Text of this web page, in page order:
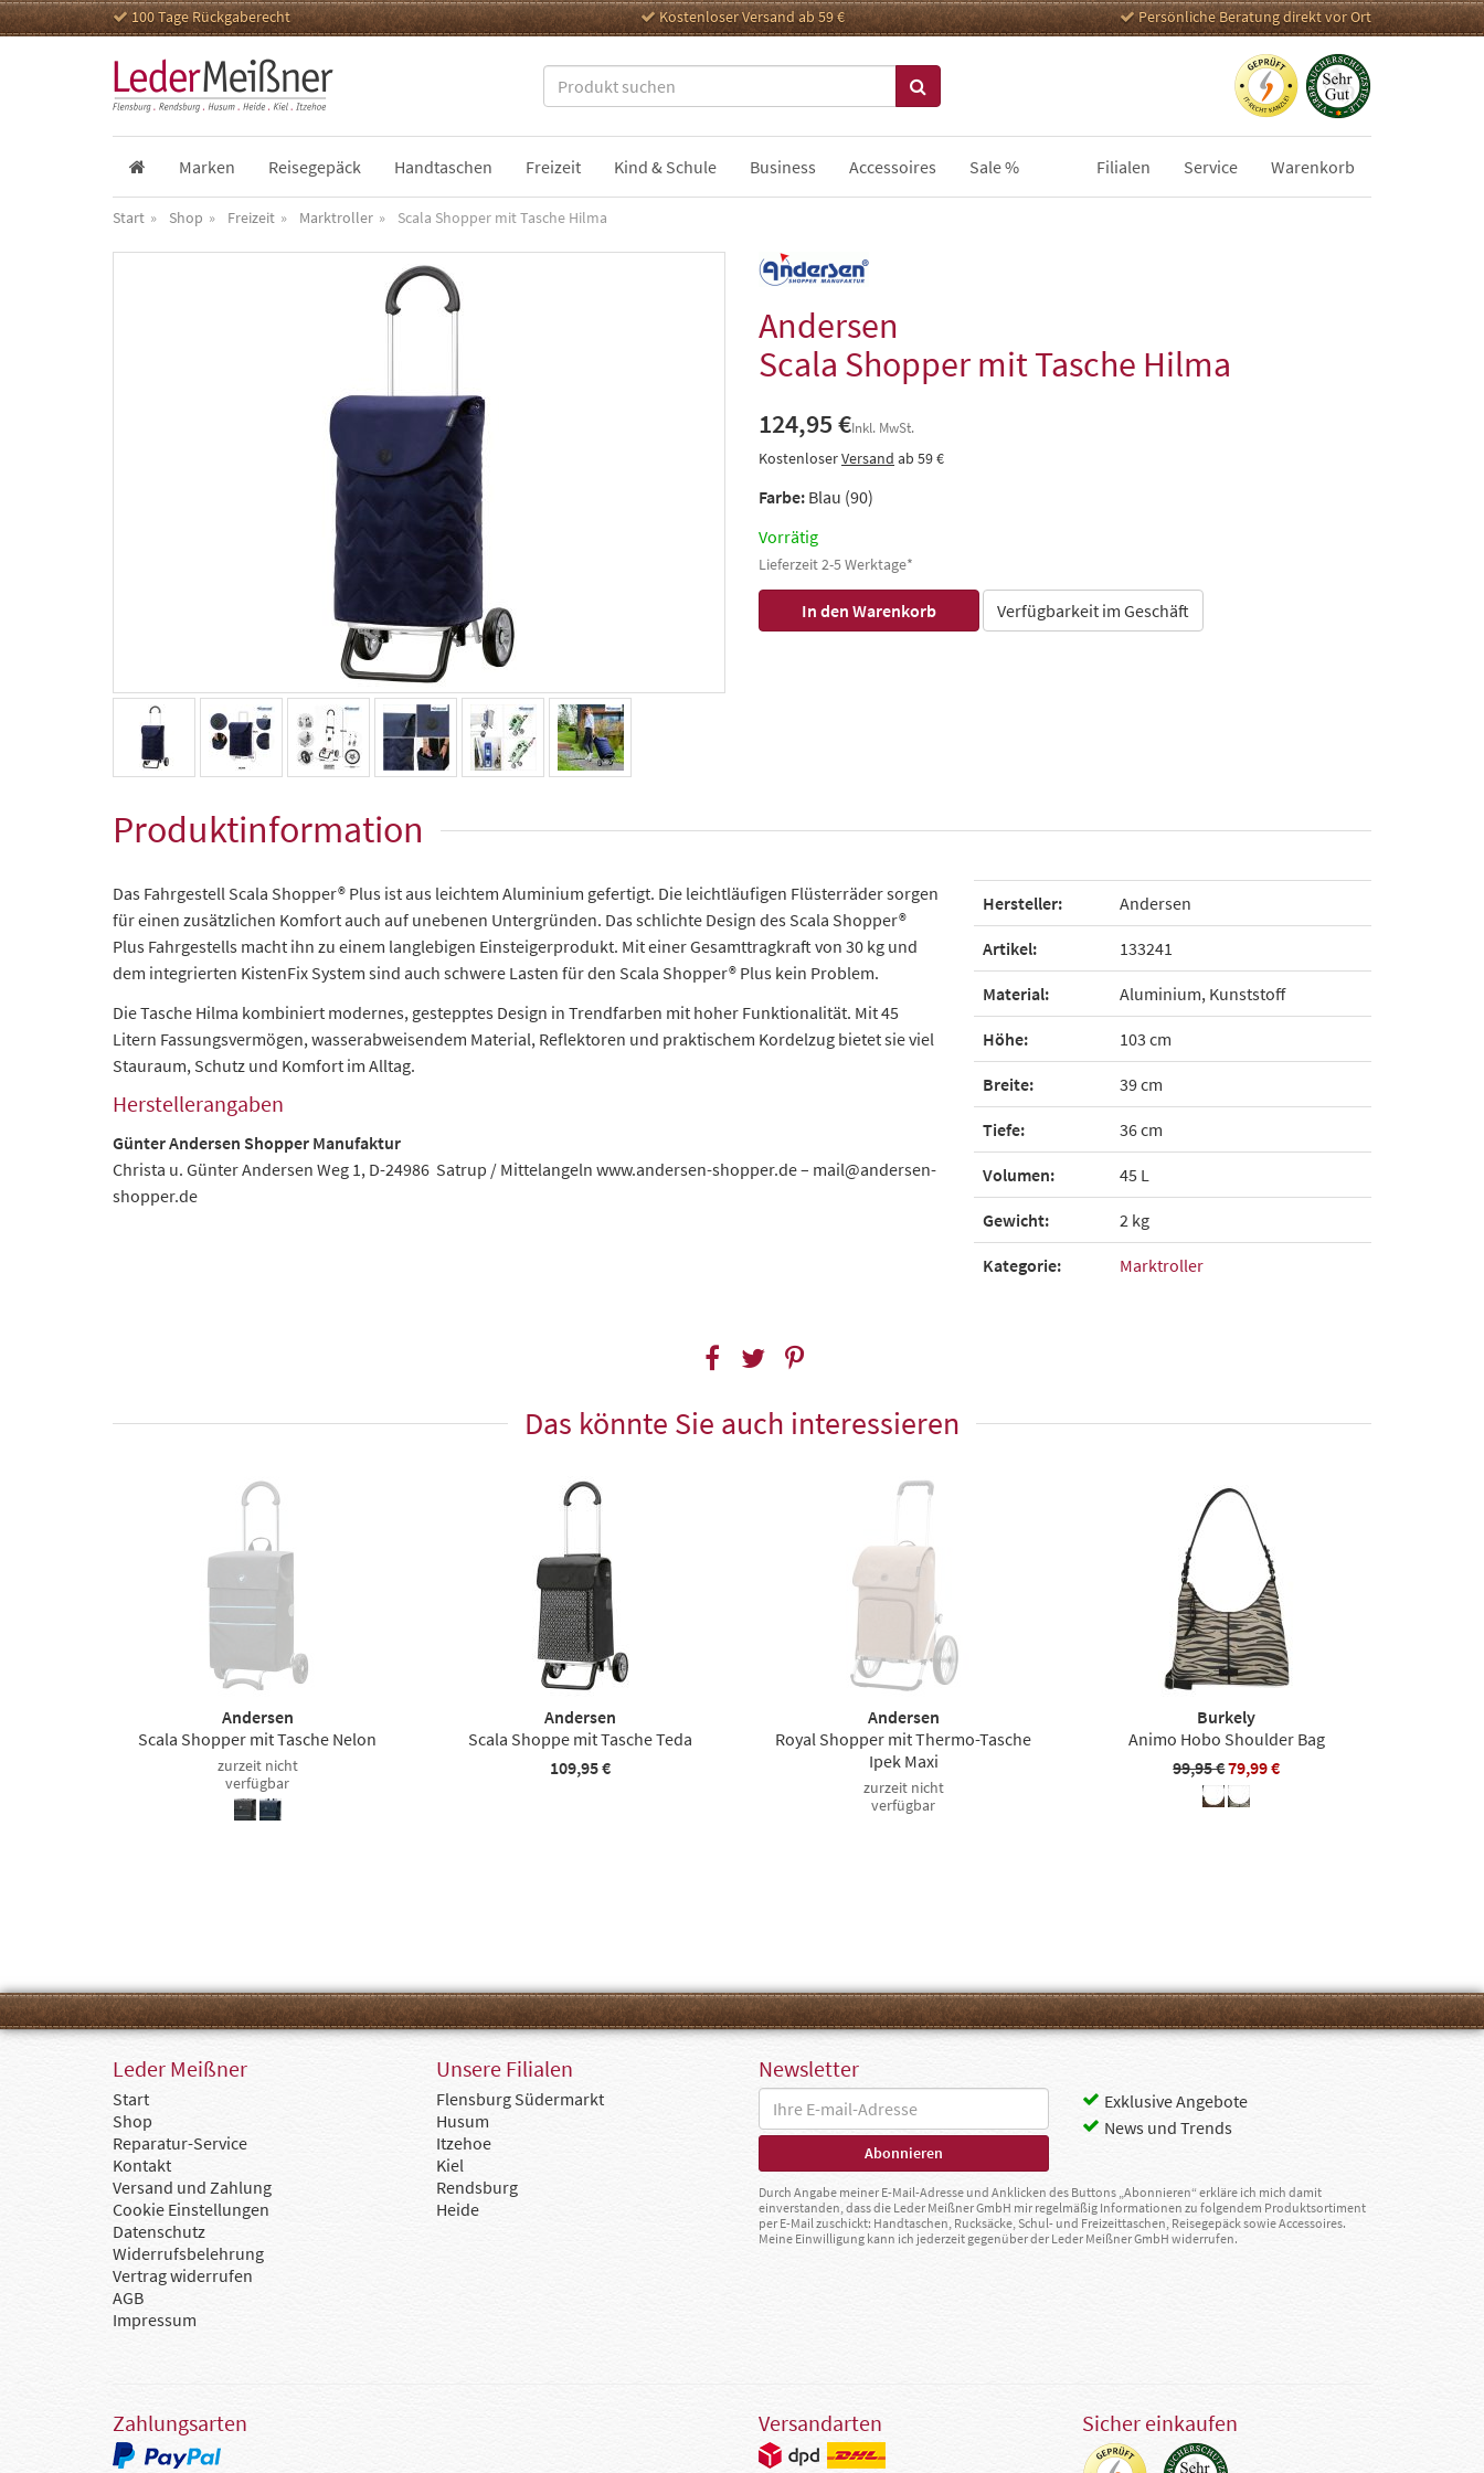
100 Tage Rückgaberecht Kostenloser Versand ab 59 € Persönliche Beratung direkt vor Ort
Marken Reisegepäck Handtaschen Freizeit Kind & Schule Business Accessoires Sale % Filialen Service Warenkorb
Start Shop Freizeit Marktroller Scala Shopper mit Tasche Hilma
Andersen
Scala Shopper mit Tasche Hilma
124,95 €Inkl. MwSt.
KostenloserVersand ab 59 €
Farbe: Blau (90)
Vorrätig
Lieferzeit 2-5 Werktage*
Verfügbarkeit im Geschäft
Produktinformation
Das Fahrgestell Scala Shopper® Plus ist aus leichtem Aluminium gefertigt. Die leichtläufigen Flüsterräder sorgen
für einen zusätzlichen Komfort auch auf unebenen Untergründen. Das schlichte Design des Scala Shopper®
Plus Fahrgestells macht ihn zu einem langlebigen Einsteigerprodukt. Mit einer Gesamttragkraft von 30 kg und
dem integrierten KistenFix System sind auch schwere Lasten für den Scala Shopper® Plus kein Problem.
Die Tasche Hilma kombiniert modernes, gestepptes Design in Trendfarben mit hoher Funktionalität. Mit 45
Litern Fassungsvermögen, wasserabweisendem Material, Reflektoren und praktischem Kordelzug bietet sie viel
Stauraum, Schutz und Komfort im Alltag.
Herstellerangaben
Günter Andersen Shopper Manufaktur
Christa u. Günter Andersen Weg 1, D-24986 Satrup / Mittelangeln www.andersen-shopper.de – mail@andersen-
shopper.de
Hersteller: Andersen
Artikel: 133241
Material: Aluminium, Kunststoff
Höhe: 103 cm
Breite: 39 cm
Tiefe: 36 cm
Volumen: 45 L
Gewicht: 2 kg
Kategorie: Marktroller
Das könnte Sie auch interessieren
Andersen
Scala Shopper mit Tasche Nelon
zurzeit nicht
verfügbar
Andersen
Scala Shoppe mit Tasche Teda
109,95 €
Andersen
Royal Shopper mit Thermo-Tasche
Ipek Maxi
zurzeit nicht
verfügbar
Burkely
Animo Hobo Shoulder Bag
99,95 €79,99 €
Leder Meißner
Start
Shop
Reparatur-Service
Kontakt
Versand und Zahlung
Cookie Einstellungen
Datenschutz
Widerrufsbelehrung
Vertrag widerrufen
AGB
Impressum
Unsere Filialen
Flensburg Südermarkt
Husum
Itzehoe
Kiel
Rendsburg
Heide
Newsletter
Exklusive Angebote
News und Trends
Durch Angabe meiner E-Mail-Adresse und Anklicken des Buttons „Abonnieren“ erkläre ich mich damit
einverstanden, dass die Leder Meißner GmbH mir regelmäßig Informationen zu folgendem Produktsortiment
per E-Mail zuschickt: Handtaschen, Rucksäcke, Schul- und Freizeittaschen, Reisegepäck sowie Accessoires.
Meine Einwilligung kann ich jederzeit gegenüber der Leder Meißner GmbH widerrufen.
Zahlungsarten Versandarten Sicher einkaufen